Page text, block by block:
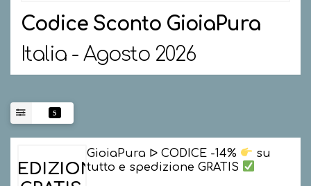
Codice Sconto GioiaPura
Italia - Agosto 2026
5
GioiaPura ᐅ CODICE -14%
su
tutto e spedizione GRATIS